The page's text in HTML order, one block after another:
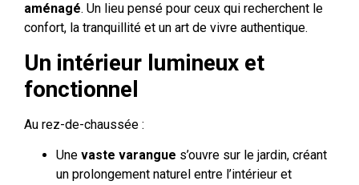
aménagé. Un lieu pensé pour ceux qui recherchent le
confort, la tranquillité et un art de vivre authentique.
Un intérieur lumineux et
fonctionnel
Au rez-de-chaussée :
Une vaste varangue s’ouvre sur le jardin, créant
un prolongement naturel entre l’intérieur et